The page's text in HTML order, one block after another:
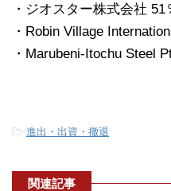
・ジオスター株式会社 51
・Robin Village
・Marubeni-Itochu Steel
-進出・出資・撤退
関連記事